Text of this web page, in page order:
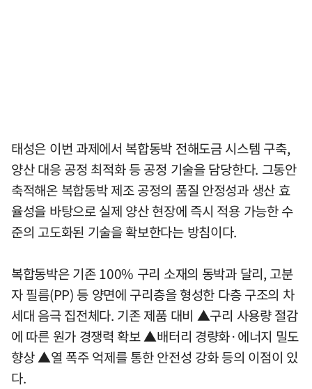
태성은 이번 과제에서 복합동박 전해도금 시스템 구축,
양산 대응 공정 최적화 등 공정 기술을 담당한다. 그동안
축적해온 복합동박 제조 공정의 품질 안정성과 생산 효
율성을 바탕으로 실제 양산 현장에 즉시 적용 가능한 수
준의 고도화된 기술을 확보한다는 방침이다.
복합동박은 기존 100% 구리 소재의 동박과 달리, 고분
자 필름(PP) 등 양면에 구리층을 형성한 다층 구조의 차
세대 음극 집전체다. 기존 제품 대비 ▲구리 사용량 절감
에 따른 원가 경쟁력 확보 ▲배터리 경량화·에너지 밀도
향상 ▲열 폭주 억제를 통한 안전성 강화 등의 이점이 있
다.